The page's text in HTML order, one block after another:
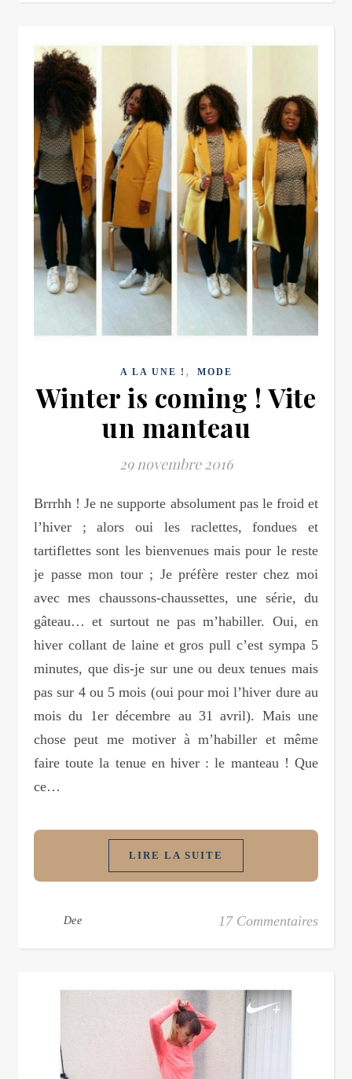
A LA UNE ! , MODE
Winter is coming ! Vite
un manteau
29 novembre 2016
Brrrhh ! Je ne supporte absolument pas le froid et
l’hiver ; alors oui les raclettes, fondues et
tartiflettes sont les bienvenues mais pour le reste
je passe mon tour ; Je préfère rester chez moi
avec mes chaussons-chaussettes, une série, du
gâteau… et surtout ne pas m’habiller. Oui, en
hiver collant de laine et gros pull c’est sympa 5
minutes, que dis-je sur une ou deux tenues mais
pas sur 4 ou 5 mois (oui pour moi l’hiver dure au
mois du 1er décembre au 31 avril). Mais une
chose peut me motiver à m’habiller et même
faire toute la tenue en hiver : le manteau ! Que
ce…
LIRE LA SUITE
Dee 17 Commentaires